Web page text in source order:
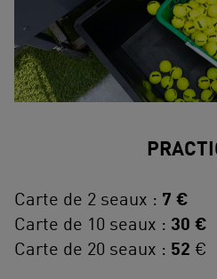
Carte de 2 seaux : 7 €
Carte de 10 seaux : 30 €
Carte de 20 seaux : 52 €